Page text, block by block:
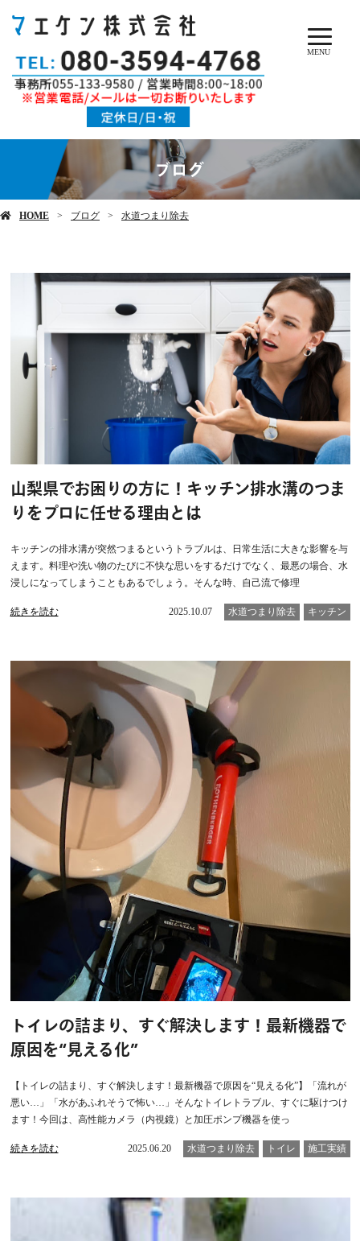
MENU
ブログ
HOME ブログ 水道つまり除去
山梨県でお困りの方に！キッチン排水溝のつま
りをプロに任せる理由とは
キッチンの排水溝が突然つまるというトラブルは、日常生活に大きな影響を与
えます。料理や洗い物のたびに不快な思いをするだけでなく、最悪の場合、水
浸しになってしまうこともあるでしょう。そんな時、自己流で修理
続きを読む 2025.10.07 水道つまり除去 キッチン
トイレの詰まり、すぐ解決します！最新機器で
原因を“見える化”
【トイレの詰まり、すぐ解決します！最新機器で原因を“見える化”】「流れが
悪い…」「水があふれそうで怖い…」そんなトイレトラブル、すぐに駆けつけ
ます！今回は、高性能カメラ（内視鏡）と加圧ポンプ機器を使っ
続きを読む 2025.06.20 水道つまり除去 トイレ 施工実績